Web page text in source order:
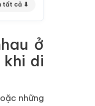
tất cả ⬇
ở
di
những